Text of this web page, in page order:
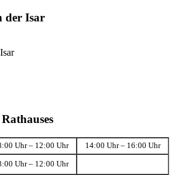
der Isar
Uhr – 12:00 Uhr 14:00 Uhr – 16:00 Uhr
Uhr – 12:00 Uhr